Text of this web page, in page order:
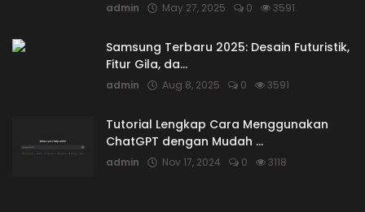
admin May 27, 2025 0 3591
Samsung Terbaru 2025: Desain Futuristik,
Fitur Gila, da...
admin Aug 8, 2025 0 3591
Tutorial Lengkap Cara Menggunakan
ChatGPT dengan Mudah ...
admin Nov 17, 2024 0 3118